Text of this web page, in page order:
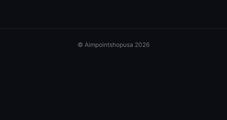
© Aimpointshopusa 2026